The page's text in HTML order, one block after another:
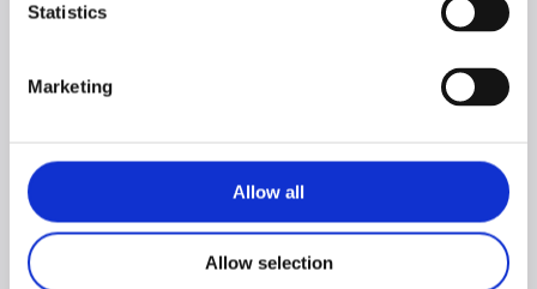
Statistics
Marketing
Allow all
Allow selection
Credenza BLOOM
Credenza BLOOM